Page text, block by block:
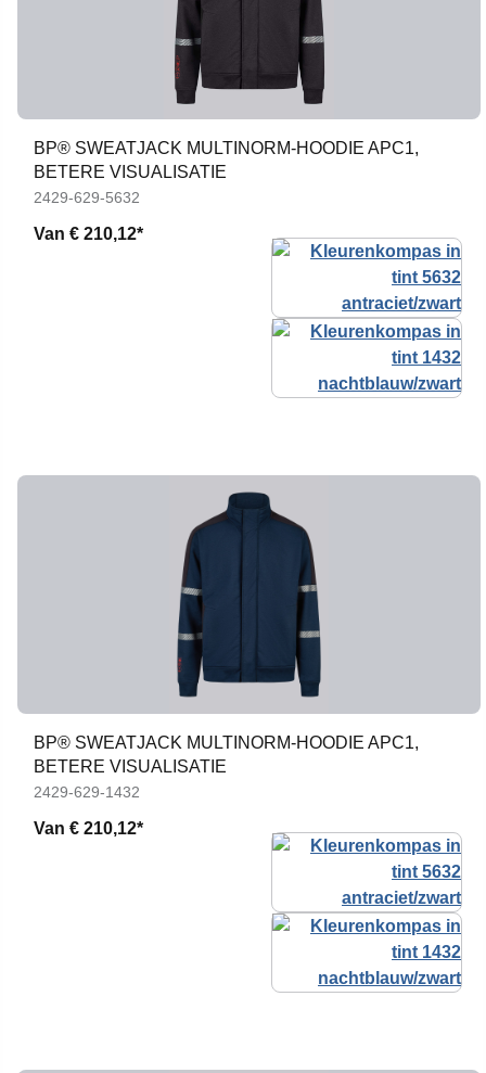
BP® SWEATJACK MULTINORM-HOODIE APC1,
BETERE VISUALISATIE
2429-629-5632
Van € 210,12*
BP® SWEATJACK MULTINORM-HOODIE APC1,
BETERE VISUALISATIE
2429-629-1432
Van € 210,12*